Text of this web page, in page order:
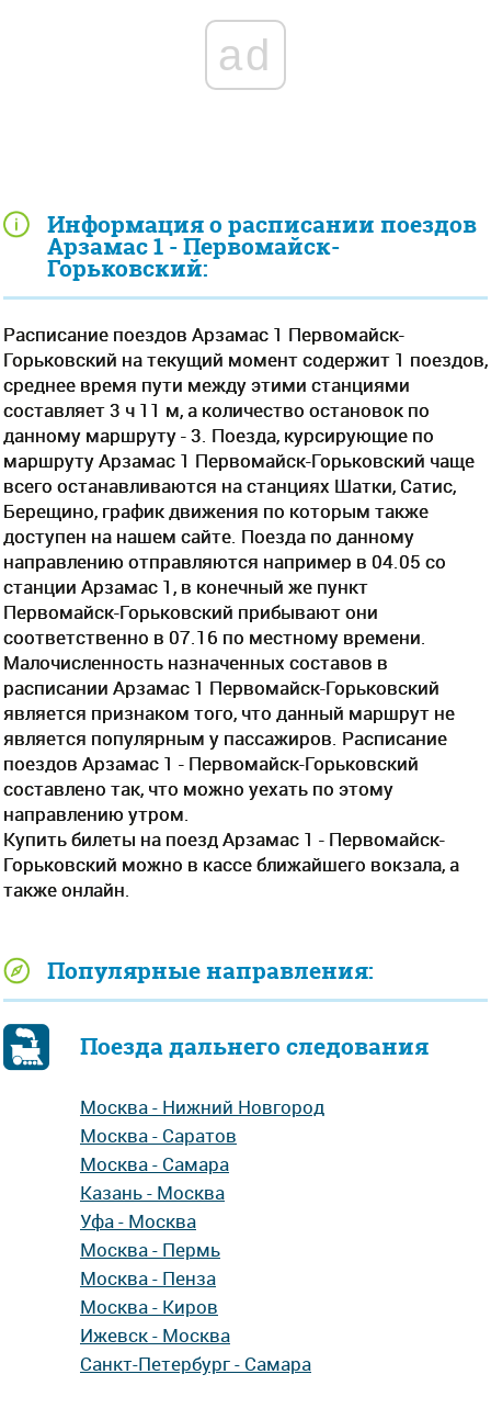
Информация о расписании поездов
Арзамас 1 - Первомайск-
Горьковский:
Расписание поездов Арзамас 1 Первомайск-
Горьковский на текущий момент содержит 1 поездов,
среднее время пути между этими станциями
составляет 3 ч 11 м, а количество остановок по
данному маршруту - 3. Поезда, курсирующие по
маршруту Арзамас 1 Первомайск-Горьковский чаще
всего останавливаются на станциях Шатки, Сатис,
Берещино, график движения по которым также
доступен на нашем сайте. Поезда по данному
направлению отправляются например в 04.05 со
станции Арзамас 1, в конечный же пункт
Первомайск-Горьковский прибывают они
соответственно в 07.16 по местному времени.
Малочисленность назначенных составов в
расписании Арзамас 1 Первомайск-Горьковский
является признаком того, что данный маршрут не
является популярным у пассажиров. Расписание
поездов Арзамас 1 - Первомайск-Горьковский
составлено так, что можно уехать по этому
направлению утром.
Купить билеты на поезд Арзамас 1 - Первомайск-
Горьковский можно в кассе ближайшего вокзала, а
также онлайн.
Популярные направления:
Поезда дальнего следования
Москва - Нижний Новгород
Москва - Саратов
Москва - Самара
Казань - Москва
Уфа - Москва
Москва - Пермь
Москва - Пенза
Москва - Киров
Ижевск - Москва
Санкт-Петербург - Самара
ad